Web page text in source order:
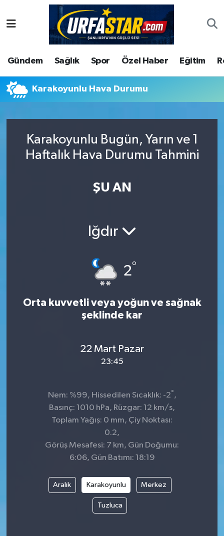
Gündem Sağlık Spor Özel Haber Eğitim
Karakoyunlu Hava Durumu
Karakoyunlu Bugün, Yarın ve 1
Haftalık Hava Durumu Tahmini
ŞU AN
Iğdır
2°
Orta kuvvetli veya yoğun ve sağnak
şeklinde kar
22 Mart Pazar
23:45
Nem: %99, Hissedilen Sıcaklık: -2° ,
Basınç: 1010 hPa, Rüzgar: 12 km/s,
Toplam Yağış: 0 mm, Çiy Noktası:
0.2,
Görüş Mesafesi: 7 km, Gün Doğumu:
6:06, Gün Batımı: 18:19
Aralık Karakoyunlu Merkez
Tuzluca
ASAYİS
ÇEVRE
DUNYA
Ekonomi
Şanlıurfa Nöbetçi Eczaneler
Şanlıurfa Hava Durumu
Şanlıurfa Namaz Vakitleri
Süper Lig Puan Durumu ve Fikstür
Son Dakika Haberleri